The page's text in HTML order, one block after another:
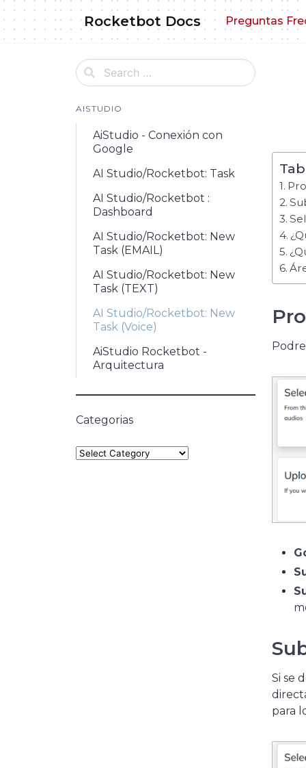
Skip
to
content
Rocketbot Docs Preguntas
AISTUDIO
AiStudio - Conexión con
Google
AI Studio/Rocketbot: Task
AI Studio/Rocketbot :
Dashboard
AI Studio/Rocketbot: New
Task (EMAIL)
AI Studio/Rocketbot: New
Task (TEXT)
AI Studio/Rocketbot: New
Task (Voice)
AiStudio Rocketbot -
Arquitectura
Categorias
Categories
Si se
para